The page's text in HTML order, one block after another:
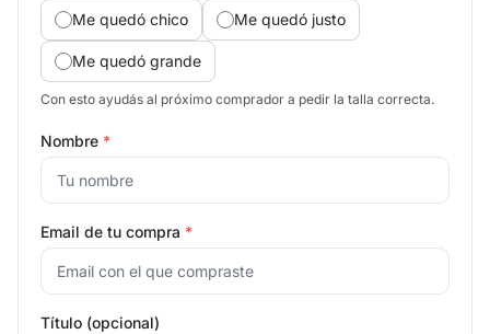
Me quedó chico Me quedó justo
Me quedó grande
Con esto ayudás al próximo comprador a pedir la talla correcta.
Nombre *
Email de tu compra *
Título (opcional)